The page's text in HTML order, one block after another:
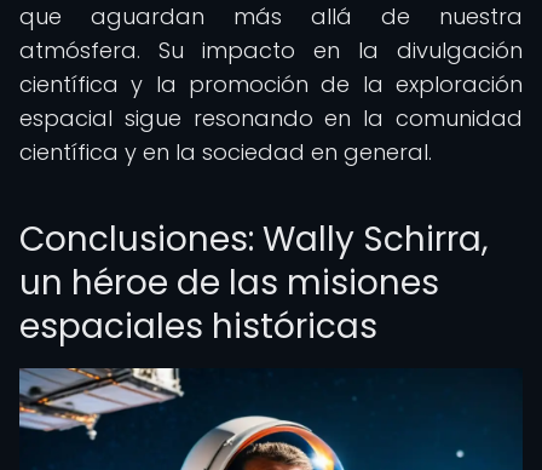
que aguardan más allá de nuestra
atmósfera. Su impacto en la divulgación
científica y la promoción de la exploración
espacial sigue resonando en la comunidad
científica y en la sociedad en general.
Conclusiones: Wally Schirra,
un héroe de las misiones
espaciales históricas